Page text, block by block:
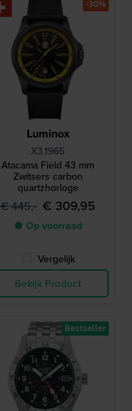
Luminox
X3.1965
Atacama Field 43 mm
Zwitsers carbon
quartzhorloge
€ 445,- € 309,95
● Op voorraad
Vergelijk
Bekijk Product
-30%
Bestseller